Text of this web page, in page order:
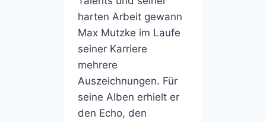
harten Arbeit gewann
Max Mutzke im Laufe
seiner Karriere
mehrere
Auszeichnungen. Für
seine Alben erhielt er
den Echo, den